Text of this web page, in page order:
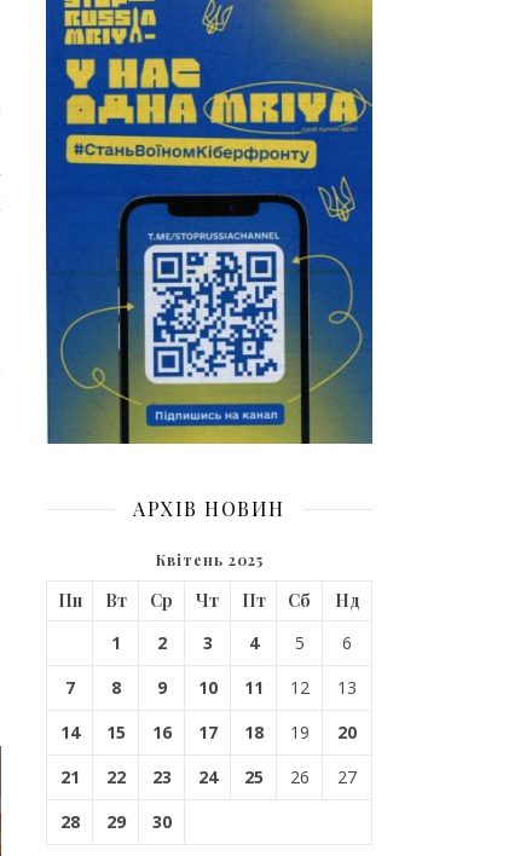
АРХІВ НОВИН
Квітень 2025
Пн Вт Ср Чт Пт Сб
Нд
1
2 3 4 5
6
7
8 9 10 11 12
13
14
15 16 17 18 19
20
21
22 23 24 25 26
27
28
29 30